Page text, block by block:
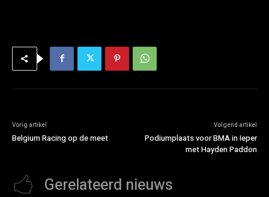
Vorig artikel
Belgium Racing op de meet
Volgend artikel
Podiumplaats voor BMA in Ieper
met Hayden Paddon
Gerelateerd nieuws